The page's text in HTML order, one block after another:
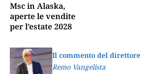
Msc in Alaska,
aperte le vendite
per l’estate 2028
Il commento del direttore
Remo Vangelista